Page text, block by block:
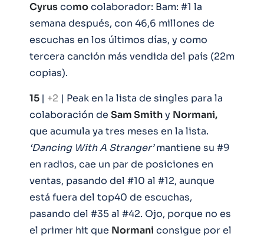
Cyruscomocolaborador: Bam: #1 la
semana después, con 46,6 millones de
escuchas en los últimos días, y como
tercera canción más vendida del país (22m
copias).
15 | +2 | Peak en la lista de singles para la
colaboración de Sam Smithy Normani,
que acumula ya tres meses en la lista.
‘Dancing With A Stranger’mantiene su #9
en radios, cae un par de posiciones en
ventas, pasando del #10 al #12, aunque
está fuera del top40 de escuchas,
pasando del #35 al #42. Ojo, porque no es
el primer hit que Normani consigue por el